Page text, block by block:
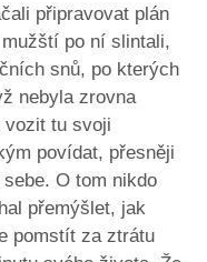
připravovat plán
po ní slintali,
snů, po kterých
nebyla zrovna
vozit tu svoji
povídat, přesněji
O tom nikdo
přemýšlet, jak
pomstít za ztrátu